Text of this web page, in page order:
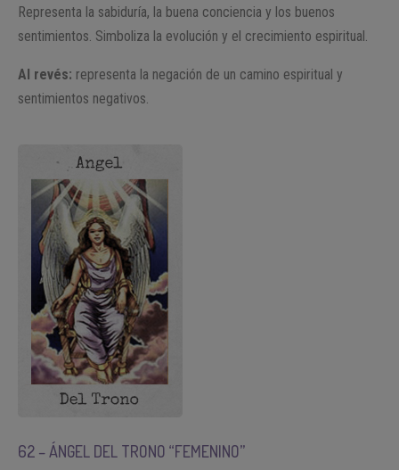
Representa la sabiduría, la buena conciencia y los buenos
sentimientos. Simboliza la evolución y el crecimiento espiritual.
Al revés: representa la negación de un camino espiritual y
sentimientos negativos.
62 – ÁNGEL DEL TRONO “FEMENINO”